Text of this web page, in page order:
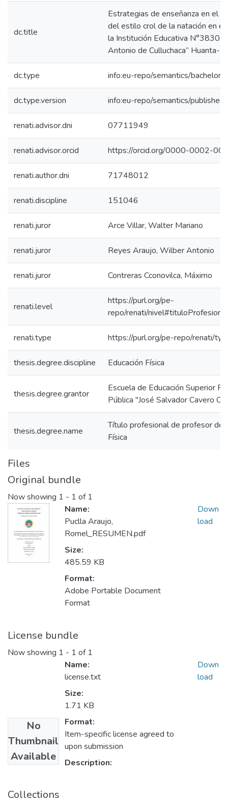
dc.title
Estrategias de enseñanza en el
del estilo crol de la natación en el
la Institución Educativa
Antonio de Culluchaca” Huanta-
dc.type info:eu-repo/semantics/
dc.type.version info:eu-repo/semantics/
renati.advisor.dni 07711949
renati.advisor.orcid https://orcid.org/0000-0002-
renati.author.dni 71748012
renati.discipline 151046
renati.juror Arce Villar, Walter Mariano
renati.juror Reyes Araujo, Wilber Antonio
renati.juror Contreras Cconovilca, Máximo
renati.level
https://purl.org/pe-
repo/renati/nivel#tituloProfesional
renati.type https://purl.org/pe-repo/renati/
thesis.degree.discipline Educación Física
thesis.degree.grantor
Escuela de Educación Superior
Pública "José Salvador Cavero
thesis.degree.name
Título profesional de profesor de
Física
Files
Original bundle
Now showing 1 - 1 of 1
Name:
Puclla Araujo,
Romel_RESUMEN.pdf
Size:
485.59 KB
Format:
Adobe Portable Document
Format
Down
load
License bundle
Now showing 1 - 1 of 1
No
Thumbnail
Available
Name:
license.txt
Size:
1.71 KB
Format:
Item-specific license agreed to
upon submission
Description:
Down
load
Collections